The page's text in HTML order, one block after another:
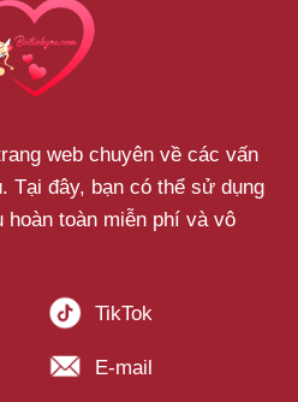
web chuyên về các vấn
Tại đây, bạn có thể sử dụng
toàn miễn phí và vô